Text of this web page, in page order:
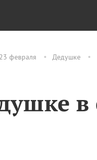
февраля
Дедушке
в